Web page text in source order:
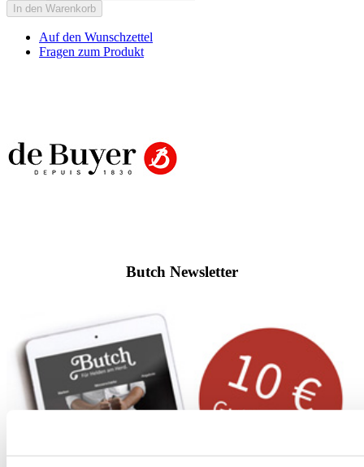
In den Warenkorb
Auf den Wunschzettel
Fragen zum Produkt
Butch Newsletter